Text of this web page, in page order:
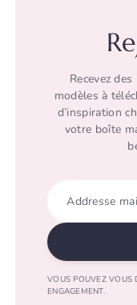
Recevez
modèles à
d’inspiration
votre boîte
Addresse
VOUS POUVEZ VOUS
ENGAGEMENT.